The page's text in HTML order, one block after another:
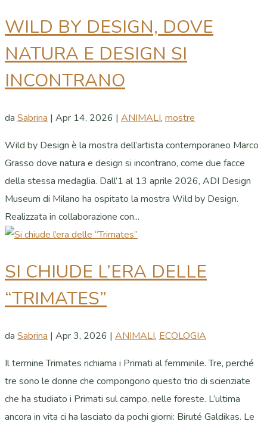
WILD BY DESIGN, DOVE
NATURA E DESIGN SI
INCONTRANO
da Sabrina | Apr 14, 2026 | ANIMALI, mostre
Wild by Design è la mostra dell’artista contemporaneo Marco
Grasso dove natura e design si incontrano, come due facce
della stessa medaglia. Dall’1 al 13 aprile 2026, ADI Design
Museum di Milano ha ospitato la mostra Wild by Design.
Realizzata in collaborazione con...
SI CHIUDE L’ERA DELLE
“TRIMATES”
da Sabrina | Apr 3, 2026 | ANIMALI, ECOLOGIA
Il termine Trimates richiama i Primati al femminile. Tre, perché
tre sono le donne che compongono questo trio di scienziate
che ha studiato i Primati sul campo, nelle foreste. L’ultima
ancora in vita ci ha lasciato da pochi giorni: Biruté Galdikas. Le